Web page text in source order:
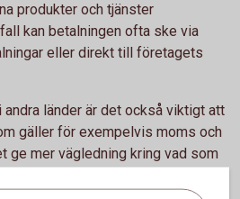
produkter och tjänster
kan betalningen ofta ske via
eller direkt till företagets
länder är det också viktigt att
gäller för exempelvis moms och
ge mer vägledning kring vad som